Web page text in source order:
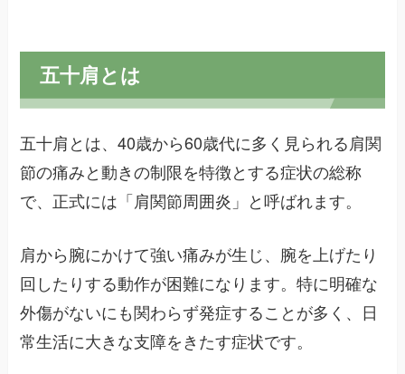
五十肩とは
五十肩とは、40歳から60歳代に多く見られる肩関
節の痛みと動きの制限を特徴とする症状の総称
で、正式には「肩関節周囲炎」と呼ばれます。
肩から腕にかけて強い痛みが生じ、腕を上げたり
回したりする動作が困難になります。特に明確な
外傷がないにも関わらず発症することが多く、日
常生活に大きな支障をきたす症状です。